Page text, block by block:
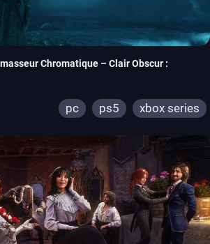
Chromatique – Clair Obscur :
pc ps5 xbox series